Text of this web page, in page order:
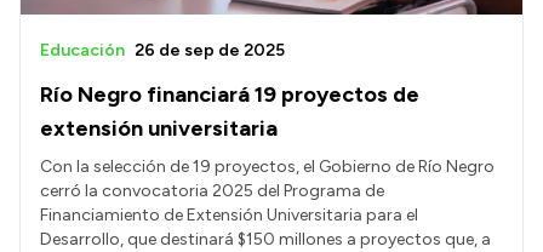
Río Negro financiará 19 proyectos de
extensión universitaria
Educación 26 de sep de 2025
Con la selección de 19 proyectos, el Gobierno de Río Negro
cerró la convocatoria 2025 del Programa de
Financiamiento de Extensión Universitaria para el
Desarrollo, que destinará $150 millones a proyectos que, a